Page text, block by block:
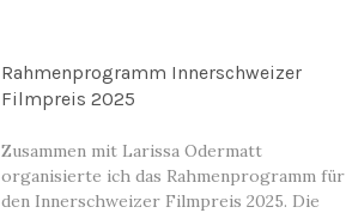
Rahmenprogramm Innerschweizer
Filmpreis 2025
Zusammen mit Larissa Odermatt
organisierte ich das Rahmenprogramm für
den Innerschweizer Filmpreis 2025. Die